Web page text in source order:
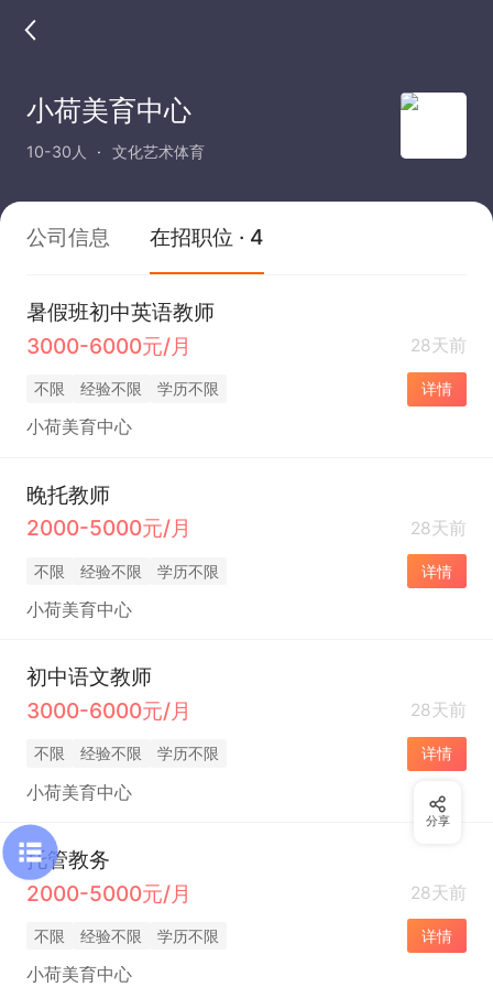
小荷美育中心
10-30人 文化艺术体育
公司信息 在招职位 · 4
暑假班初中英语教师
3000-6000元/月
28天前
不限 经验不限 学历不限 详情
小荷美育中心
晚托教师
2000-5000元/月
28天前
不限 经验不限 学历不限 详情
小荷美育中心
初中语文教师
3000-6000元/月
28天前
不限 经验不限 学历不限 详情
小荷美育中心
托管教务
2000-5000元/月
28天前
不限 经验不限 学历不限 详情
小荷美育中心
分享